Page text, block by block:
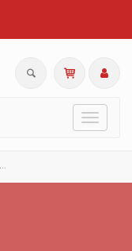
Toggle